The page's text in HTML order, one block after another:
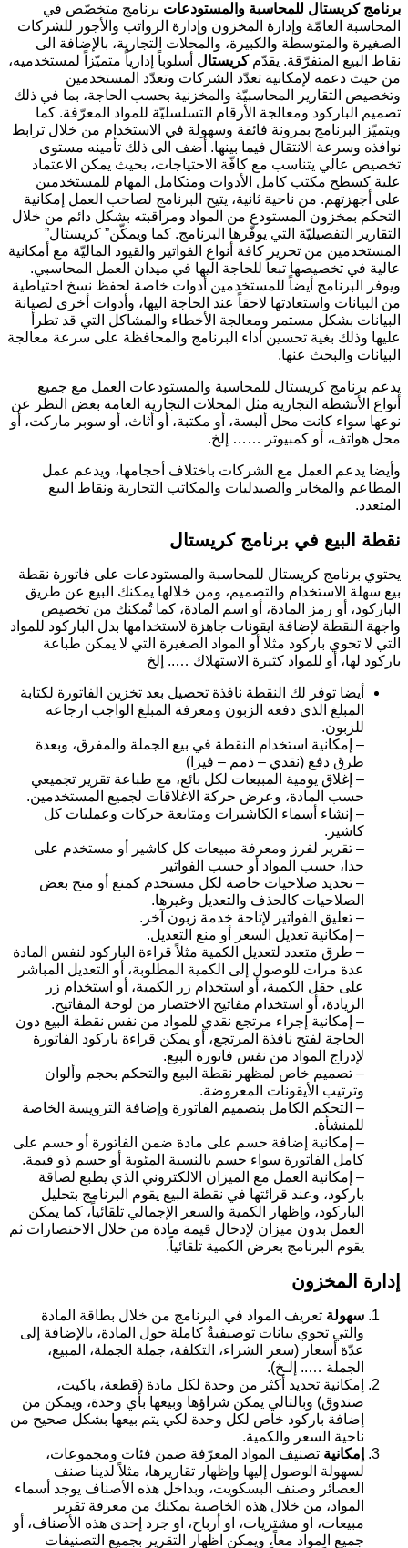
برنامج كريستال للمحاسبة والمستودعات برنامج متخصّص في
المحاسبة العامّة وإدارة المخزون وإدارة الرواتب والأجور للشركات
الصغيرة والمتوسطة والكبيرة، والمحلات التجارية، بالإضافة الى
نقاط البيع المتفرّقة. يقدّمكريستال أسلوباً إدارياً متميّزاً لمستخدميه،
من حيث دعمه لإمكانية تعدّد الشركات وتعدّد المستخدمين
وتخصيص التقارير المحاسبيّة والمخزنية بحسب الحاجة، بما في ذلك
تصميم الباركود ومعالجة الأرقام التسلسليّة للمواد المعرّفة. كما
ويتميّز البرنامج بمرونة فائقة وسهولة في الاستخدام من خلال ترابط
نوافذه وسرعة الانتقال فيما بينها. أضف الى ذلك تأمينه مستوى
تخصيص عالي يتناسب مع كافّة الاحتياجات، بحيث يمكن الاعتماد
علية كسطح مكتب كامل الأدوات ومتكامل المهام للمستخدمين
على أجهزتهم. من ناحية ثانية، يتيح البرنامج لصاحب العمل إمكانية
التحكم بمخزون المستودع من المواد ومراقبته بشكل دائم من خلال
التقارير التفصيليّة التي يوفّرها البرنامج. كما ويمكّن” كريستال”
المستخدمين من تحرير كافة أنواع الفواتير والقيود الماليّة مع أمكانية
عالية في تخصيصها تبعاً للحاجة اليها في ميدان العمل المحاسبي.
ويوفر البرنامج أيضاً للمستخدمين أدوات خاصة لحفظ نسخ احتياطية
من البيانات واستعادتها لاحقاً عند الحاجة اليها، وأدوات أخرى لصيانة
البيانات بشكل مستمر ومعالجة الأخطاء والمشاكل التي قد تطرأ
عليها وذلك بغية تحسين أداء البرنامج والمحافظة على سرعة معالجة
البيانات والبحث عنها.
يدعم برنامج كريستال للمحاسبة والمستودعات العمل مع جميع
أنواع الأنشطة التجارية مثل المحلات التجارية العامة بغض النظر عن
نوعها سواء كانت محل ألبسة، أو مكتبة، أو أثاث، أو سوبر ماركت، أو
محل هواتف، أو كمبيوتر …… إلخ.
وأيضا يدعم العمل مع الشركات باختلاف أحجامها، ويدعم عمل
المطاعم والمخابز والصيدليات والمكاتب التجارية ونقاط البيع
المتعدد.
نقطة البيع في برنامج كريستال
يحتوي برنامج كريستال للمحاسبة والمستودعات على فاتورة نقطة
بيع سهلة الاستخدام والتصميم، ومن خلالها يمكنك البيع عن طريق
الباركود، أو رمز المادة، أو اسم المادة، كما تُمكنك من تخصيص
واجهة النقطة لإضافة ايقونات جاهزة لاستخدامها بدل الباركود للمواد
التي لا تحوي باركود مثلا أو المواد الصغيرة التي لا يمكن طباعة
باركود لها، أو للمواد كثيرة الاستهلاك ….. إلخ
أيضا توفر لك النقطة نافذة تحصيل بعد تخزين الفاتورة لكتابة
المبلغ الذي دفعه الزبون ومعرفة المبلغ الواجب ارجاعه
للزبون.
– إمكانية استخدام النقطة في بيع الجملة والمفرق، وبعدة
طرق دفع (نقدي – ذمم – فيزا)
– إغلاق يومية المبيعات لكل بائع، مع طباعة تقرير تجميعي
حسب المادة، وعرض حركة الاغلاقات لجميع المستخدمين.
– إنشاء أسماء الكاشيرات ومتابعة حركات وعمليات كل
كاشير.
– تقرير لفرز ومعرفة مبيعات كل كاشير أو مستخدم على
حدا، حسب المواد أو حسب الفواتير
– تحديد صلاحيات خاصة لكل مستخدم كمنع أو منح بعض
الصلاحيات كالحذف والتعديل وغيرها.
– تعليق الفواتير لإتاحة خدمة زبون آخر.
– إمكانية تعديل السعر أو منع التعديل.
– طرق متعدد لتعديل الكمية مثلاً قراءة الباركود لنفس المادة
عدة مرات للوصول إلى الكمية المطلوبة، أو التعديل المباشر
على حقل الكمية، أو استخدام زر الكمية، أو استخدام زر
الزيادة، أو استخدام مفاتيح الاختصار من لوحة المفاتيح.
– إمكانية إجراء مرتجع نقدي للمواد من نفس نقطة البيع دون
الحاجة لفتح نافذة المرتجع، أو يمكن قراءة باركود الفاتورة
لإدراج المواد من نفس فاتورة البيع.
– تصميم خاص لمظهر نقطة البيع والتحكم بحجم وألوان
وترتيب الأيقونات المعروضة.
– التحكم الكامل بتصميم الفاتورة وإضافة الترويسة الخاصة
للمنشأة.
– إمكانية إضافة حسم على مادة ضمن الفاتورة أو حسم على
كامل الفاتورة سواء حسم بالنسبة المئوية أو حسم ذو قيمة.
– إمكانية العمل مع الميزان الالكتروني الذي يطبع لصاقة
باركود، وعند قرائتها في نقطة البيع يقوم البرنامج بتحليل
الباركود، وإظهار الكمية والسعر الإجمالي تلقائياً، كما يمكن
العمل بدون ميزان لإدخال قيمة مادة من خلال الاختصارات ثم
يقوم البرنامج بعرض الكمية تلقائياً.
إدارة المخزون
سهولة تعريف المواد في البرنامج من خلال بطاقة المادة
والتي تحوي بيانات توصيفيةٌ كاملة حول المادة، بالإضافة إلى
عدّة أسعار (سعر الشراء، التكلفة، جملة الجملة، المبيع،
الجملة ….. إلـخ).
إمكانية تحديد أكثر من وحدة لكل مادة (قطعة، باكيت،
صندوق) وبالتالي يمكن شراؤها وبيعها بأي وحدة، ويمكن من
إضافة باركود خاص لكل وحدة لكي يتم بيعها بشكل صحيح من
ناحية السعر والكمية.
إمكانية تصنيف المواد المعرّفة ضمن فئات ومجموعات،
لسهولة الوصول إليها وإظهار تقاريرها، مثلاً لدينا صنف
العصائر وصنف البسكويت، وبداخل هذه الأصناف يوجد أسماء
المواد، من خلال هذه الخاصية يمكنك من معرفة تقرير
مبيعات، او مشتريات، او أرباح، او جرد إحدى هذه الأصناف، أو
جميع المواد معاً، ويمكن اظهار التقرير بجميع التصنيفات